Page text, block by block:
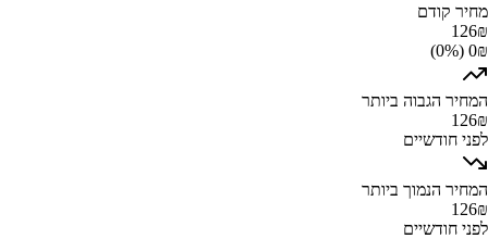
מחיר קודם
126₪
0₪ (0%)
המחיר הגבוה ביותר
126₪
לפני חודשיים
המחיר הנמוך ביותר
126₪
לפני חודשיים